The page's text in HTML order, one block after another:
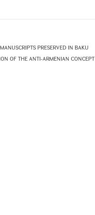
PRESERVED IN BAKU
OF THE ANTI-ARMENIAN